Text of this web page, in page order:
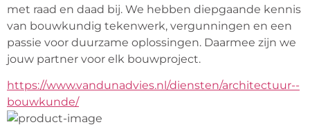
met raad en daad bij. We hebben diepgaande kennis
van bouwkundig tekenwerk, vergunningen en een
passie voor duurzame oplossingen. Daarmee zijn we
jouw partner voor elk bouwproject.
https://www.vandunadvies.nl/diensten/architectuur--
bouwkunde/